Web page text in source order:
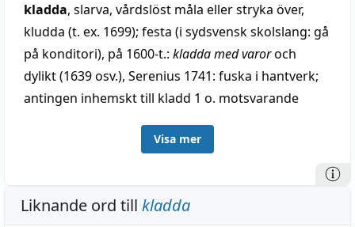
kladda, slarva, vårdslöst måla eller stryka över,
kludda (t. ex. 1699); festa (i sydsvensk skolslang: gå
på konditori), på 1600-t.: kladda med varoroch
dylikt (1639 osv.), Serenius 1741: fuska i hantverk;
antingen inhemskt till kladd 1 o. motsvarande
snarare från det besläktade lågtyska
samma betydelse — Se för övrigt klatt o. kludda.
Visa mer
Liknande ord till kladda